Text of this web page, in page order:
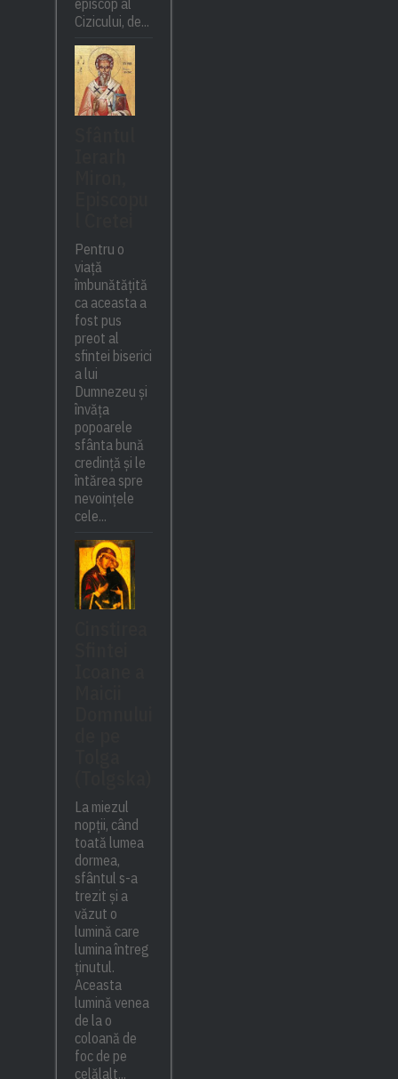
episcop al
Cizicului, de...
Pentru o
viață
îmbunătățită
ca aceasta a
fost pus
preot al
sfintei biserici
a lui
Dumnezeu și
învăța
popoarele
sfânta bună
credință și le
întărea spre
nevoințele
cele...
La miezul
nopții, când
toată lumea
dormea,
sfântul s-a
trezit și a
văzut o
lumină care
lumina întreg
ținutul.
Aceasta
lumină venea
de la o
coloană de
foc de pe
celălalt...